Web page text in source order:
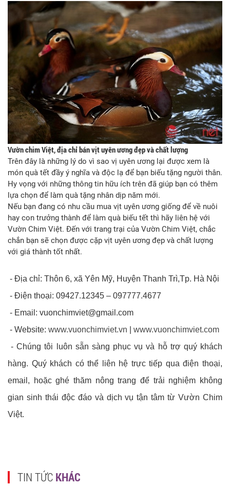
Vườn chim Việt, địa chỉ bán vịt uyên ương đẹp và chất lượng
Trên đây là những lý do vì sao vị uyên ương lại được xem là
món quà tết đầy ý nghĩa và độc lạ để bạn biếu tặng người thân.
Hy vọng với những thông tin hữu ích trên đã giúp bạn có thêm
lựa chọn để làm quà tặng nhân dịp năm mới.
Nếu bạn đang có nhu cầu mua vịt uyên ương giống để về nuôi
hay con trưởng thành để làm quà biếu tết thì hãy liên hệ với
Vườn Chim Việt. Đến với trang trại của Vườn Chim Việt, chắc
chắn bạn sẽ chọn được cặp vịt uyên ương đẹp và chất lượng
với giá thành tốt nhất.
- Địa chỉ: Thôn 6, xã Yên Mỹ, Huyện Thanh Trì,Tp. Hà Nội
- Điện thoại: 09427.12345 – 097777.4677
- Email: vuonchimviet@gmail.com
- Website: www.vuonchimviet.vn
www.vuonchimviet.com
- Chúng tôi luôn sẵn sàng phục vụ và hỗ trợ quý khách
hàng. Quý khách có thể liên hệ trực tiếp qua điện thoại,
email, hoặc ghé thăm nông trang để trải nghiệm không
gian sinh thái độc đáo và dịch vụ tận tâm từ Vườn Chim
Việt.
TIN TỨC KHÁC